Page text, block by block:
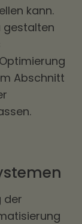
kann.
gestalten
Abschnitt
der